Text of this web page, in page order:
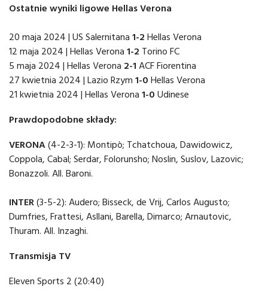
Ostatnie wyniki ligowe Hellas Verona
20 maja 2024 | US Salernitana 1-2 Hellas Verona
12 maja 2024 | Hellas Verona 1-2 Torino FC
5 maja 2024 | Hellas Verona 2-1 ACF Fiorentina
27 kwietnia 2024 | Lazio Rzym 1-0 Hellas Verona
21 kwietnia 2024 | Hellas Verona 1-0 Udinese
Prawdopodobne składy:
VERONA(4-2-3-1): Montipò; Tchatchoua, Dawidowicz,
Coppola, Cabal; Serdar, Folorunsho; Noslin, Suslov, Lazovic;
Bonazzoli. All. Baroni.
INTER(3-5-2): Audero; Bisseck, de Vrij, Carlos Augusto;
Dumfries, Frattesi, Asllani, Barella, Dimarco; Arnautovic,
Thuram. All. Inzaghi.
Transmisja TV
Eleven Sports 2 (20:40)